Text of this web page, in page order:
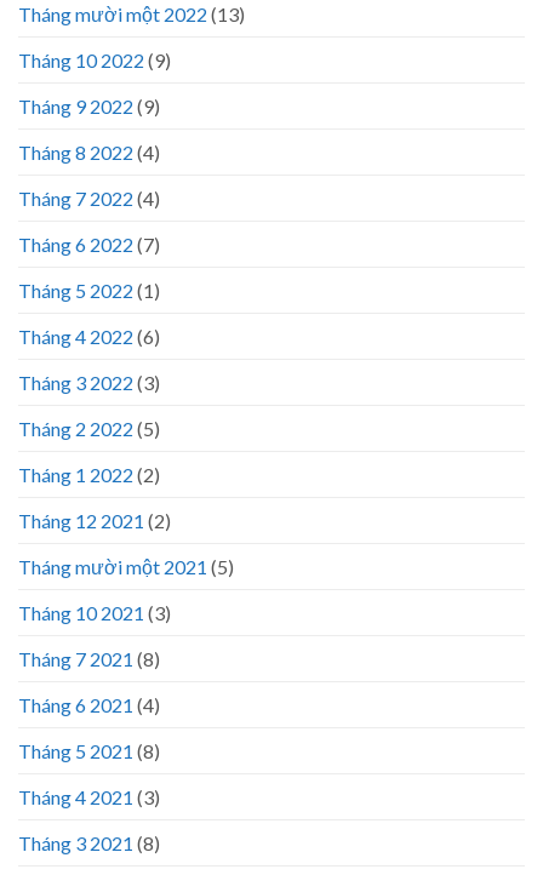
Tháng mười một 2022 (13)
Tháng 10 2022 (9)
Tháng 9 2022 (9)
Tháng 8 2022 (4)
Tháng 7 2022 (4)
Tháng 6 2022 (7)
Tháng 5 2022 (1)
Tháng 4 2022 (6)
Tháng 3 2022 (3)
Tháng 2 2022 (5)
Tháng 1 2022 (2)
Tháng 12 2021 (2)
Tháng mười một 2021 (5)
Tháng 10 2021 (3)
Tháng 7 2021 (8)
Tháng 6 2021 (4)
Tháng 5 2021 (8)
Tháng 4 2021 (3)
Tháng 3 2021 (8)